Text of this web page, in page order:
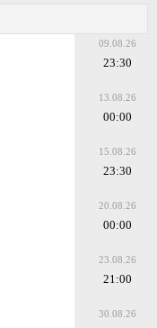
09.08.26
23:30
13.08.26
00:00
15.08.26
23:30
20.08.26
00:00
23.08.26
21:00
30.08.26